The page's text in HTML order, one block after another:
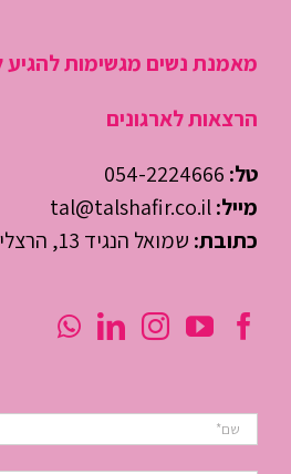
מאמנת נשים מגשימות
הרצאות לארגונים
טל: 054-2224666
מייל:tal@talshafir.co.il
כתובת: שמואל הנגיד 13, הרצליה